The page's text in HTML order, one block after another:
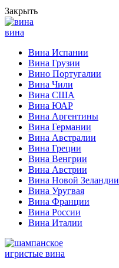
Закрыть
вина
Вина Испании
Вина Грузии
Вино Португалии
Вина Чили
Вина США
Вина ЮАР
Вина Аргентины
Вина Германии
Вина Австралии
Вина Греции
Вина Венгрии
Вина Австрии
Вина Новой Зеландии
Вина Уругвая
Вина Франции
Вина России
Вина Италии
игристые вина